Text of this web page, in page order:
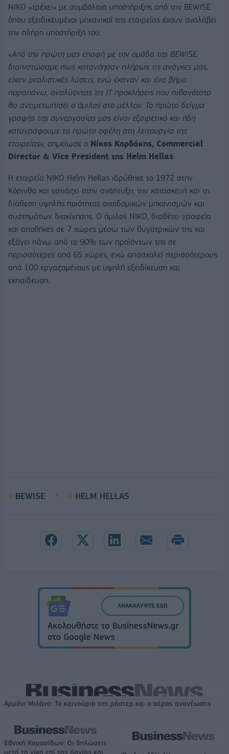
NIKO «τρέχει» με συμβόλαιο υποστήριξης από την BEWISE
όπου εξειδικευμένοι μηχανικοί της εταιρείας έχουν αναλάβει
την πλήρη υποστήριξή του.
«Από την πρώτη μας επαφή με την ομάδα της BEWISE,
διαπιστώσαμε πως κατανόησαν πλήρως τις ανάγκες μας,
είχαν ρεαλιστικές λύσεις, ενώ έκαναν και ένα βήμα
παραπάνω, αναλύοντας τις ΙΤ προκλήσεις που πιθανότατα
θα αντιμετωπίσει ο όμιλος στο μέλλον. Το πρώτο δείγμα
γραφής της συνεργασίας μας είναι εξαιρετικό και ήδη
καταγράφουμε τα πρώτα οφέλη στη λειτουργία της
εταιρείας», σημείωσε ο Νίκος Κορδάκης, Commercial
Director & Vice President της Helm Hellas.
Η εταιρεία ΝΙΚΟ Helm Hellas ιδρύθηκε το 1972 στην
Κόρινθο και εστιάζει στην ανάπτυξη, την κατασκευή και τη
διάθεση υψηλής ποιότητας οικοδομικών μηχανισμών και
συστημάτων διακίνησης. O όμιλος NIKO, διαθέτει γραφεία
και αποθήκες σε 7 χώρες μέσω των θυγατρικών της και
εξάγει πάνω από το 90% των προϊόντων της σε
περισσότερες από 65 χώρες, ενώ απασχολεί περισσότερους
από 100 εργαζομένους με υψηλή εξειδίκευση και
εκπαίδευση.
BEWISE HELM HELLAS
Αρμάνι Μιλάνο: Το καινούριο της ρόστερ και ο αέρας ανανέωσης
Εθνική Κορασίδων: Οι δηλώσεις
μετά τη νίκη επί της Δανίας και